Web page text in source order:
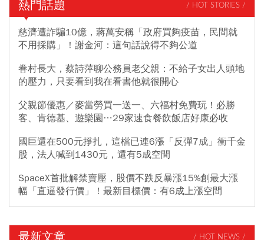
熱門話題 / HOT STORIES /
慈濟遭詐騙10億，蔣萬安稱「政府買夠疫苗，民間就
不用採購」！謝金河：這句話說得不夠公道
眷村長大，蔡詩萍聊公務員老父親：不給子女出人頭地
的壓力，只要看到我在看書他就很開心
父親節優惠／麥當勞買一送一、六福村免費玩！必勝
客、肯德基、遊樂園…29家速食餐飲飯店好康必收
國巨還在500元掙扎，這檔已連6漲「反彈7成」衝千金
股，法人喊到1430元，還有5成空間
SpaceX首批解禁賣壓，股價不跌反暴漲15%創最大漲
幅「直逼發行價」！最新目標價：有6成上漲空間
最新文章 / HOT NEWS /